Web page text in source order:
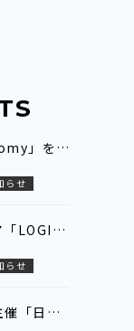
「Digital Economy」をテーマとしたEABCワーキンググループ会議に参加いたしました～アジア全域を繋ぐ「デジタル貿易連携（DTC）」の現状と展望を共有～
らせ
物流専門メディア「LOGISTICS TODAY」にトレードワルツのインタビュー記事が掲載されました
らせ
駐日英国大使館主催「日英貿易デジタル化プロジェクト」ビジネスブリーフィング参加のお知らせ